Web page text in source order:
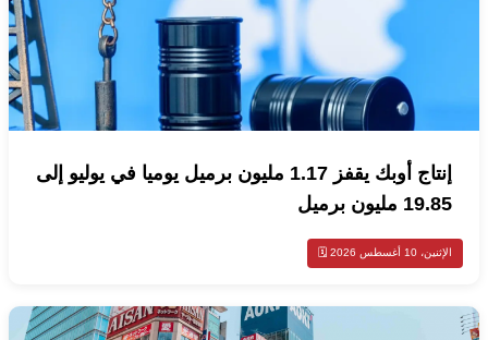
إنتاج أوبك يقفز 1.17 مليون برميل يوميا في يوليو إلى
19.85 مليون برميل
الإثنين، 10 أغسطس 2026 🗓️